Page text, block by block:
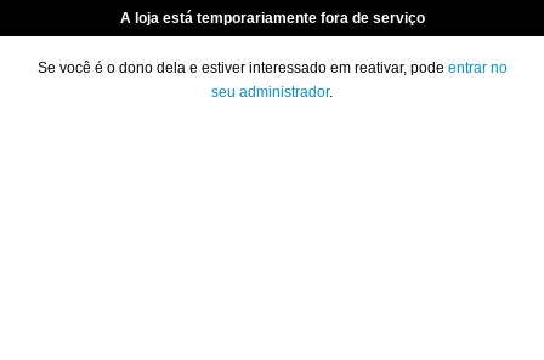
A loja está temporariamente fora de serviço
Se você é o dono dela e estiver interessado em reativar, pode entrar no
seu administrador.